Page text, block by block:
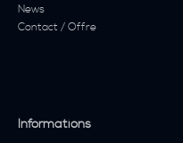
News
Contact / Offre
Informations